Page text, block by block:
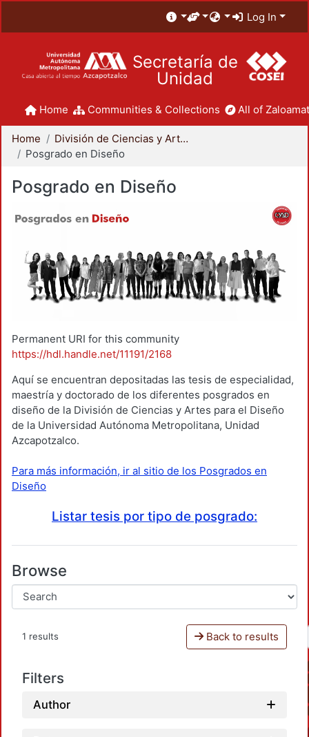
Log In
Secretaría de
Unidad
Home Communities & Collections All of
Home
División de Ciencias y Artes para el Diseño
Posgrado en Diseño
Posgrado en Diseño
Permanent URI for this community
https://hdl.handle.net/11191/2168
Aquí se encuentran depositadas las tesis de especialidad,
maestría y doctorado de los diferentes posgrados en
diseño de la División de Ciencias y Artes para el Diseño
de la Universidad Autónoma Metropolitana, Unidad
Azcapotzalco.
Para más información, ir al sitio de los Posgrados en
Diseño
Listar tesis por tipo de posgrado:
Browse
1 results Back to results
Filters
Author